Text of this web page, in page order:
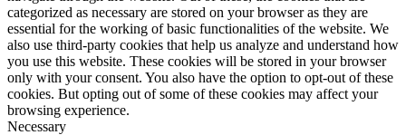
categorized as necessary are stored on your browser as they are
essential for the working of basic functionalities of the website. We
also use third-party cookies that help us analyze and understand how
you use this website. These cookies will be stored in your browser
only with your consent. You also have the option to opt-out of these
cookies. But opting out of some of these cookies may affect your
browsing experience.
Necessary